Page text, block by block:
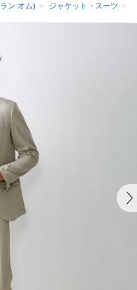
ン オム) ジャケット・スーツ